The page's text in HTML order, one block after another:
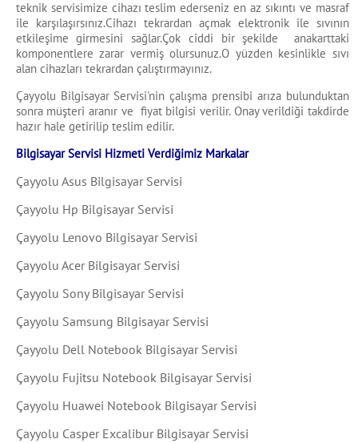
teknik servisimize cihazı teslim ederseniz en az sıkıntı ve masraf
ile karşılaşırsınız.Cihazı tekrardan açmak elektronik ile sıvının
etkileşime girmesini sağlar.Çok ciddi bir şekilde anakarttaki
komponentlere zarar vermiş olursunuz.O yüzden kesinlikle sıvı
alan cihazları tekrardan çalıştırmayınız.
Çayyolu Bilgisayar Servisi'nin çalışma prensibi arıza bulunduktan
sonra müşteri aranır ve fiyat bilgisi verilir. Onay verildiği takdirde
hazır hale getirilip teslim edilir.
Bilgisayar Servisi Hizmeti Verdiğimiz Markalar
Çayyolu Asus Bilgisayar Servisi
Çayyolu Hp Bilgisayar Servisi
Çayyolu Lenovo Bilgisayar Servisi
Çayyolu Acer Bilgisayar Servisi
Çayyolu Sony Bilgisayar Servisi
Çayyolu Samsung Bilgisayar Servisi
Çayyolu Dell Notebook Bilgisayar Servisi
Çayyolu Fujitsu Notebook Bilgisayar Servisi
Çayyolu Huawei Notebook Bilgisayar Servisi
Çayyolu Casper Excalibur Bilgisayar Servisi